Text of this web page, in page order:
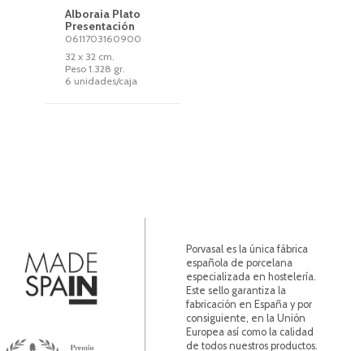
Alboraia Plato
Presentación
0611703160900
32 x 32 cm.
Peso 1.328 gr.
6 unidades/caja
Porvasal es la única fábrica
española de porcelana
especializada en hostelería.
Este sello garantiza la
fabricación en España y por
consiguiente, en la Unión
Europea así como la calidad
de todos nuestros productos.